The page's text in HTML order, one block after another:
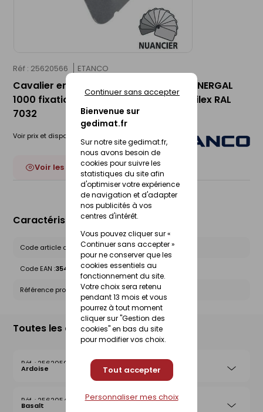
Bienvenue sur
gedimat.fr
Sur notre site gedimat.fr,
nous avons besoin de
cookies pour suivre les
statistiques du site afin
d'optimiser votre expérience
de navigation et d'adapter
nos publicités à vos
centres d'intérêt.
Vous pouvez cliquer sur «
Continuer sans accepter »
pour ne conserver que les
cookies essentiels au
fonctionnement du site.
Votre choix sera retenu
pendant 13 mois et vous
pourrez à tout moment
cliquer sur "Gestion des
cookies" en bas du site
pour modifier vos choix.
Tout accepter
Continuer sans accepter
Personnaliser mes choix
Réf : 25620566 ETANCO
Cavalier en acier galvanisé UNINERVA-NERGAL
1000 fixation en sommet d'onde gris silex RAL
7032
Voir prix et disponibilité en magasin
Voir les 19 déclinaisons
Caractéristiques du produit
Code article chez le fournisseur :111610038
Code EAN :3546380077111
Référence produit nationale Gedimat :25620566
Toutes les déclinaisons
25620504
Ardoise
25620542
Basalt